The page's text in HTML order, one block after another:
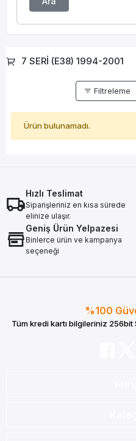
7 SERİ (E38) 1994-2001
Filtreleme
Ürün bulunamadı.
Hızlı Teslimat
Siparişleriniz en kısa sürede
elinize ulaşır.
Geniş Ürün Yelpazesi
Binlerce ürün ve kampanya
seçeneği
%100
Tüm kredi kartı bilgileriniz